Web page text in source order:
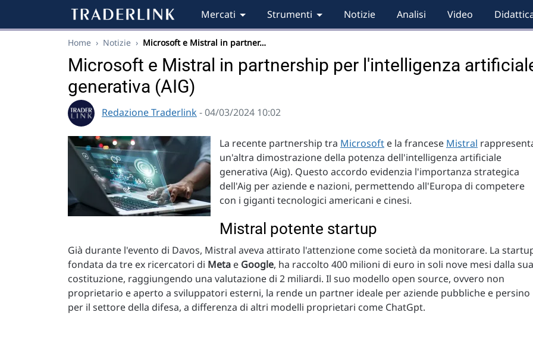
Mercati Strumenti Notizie Analisi Video
Home › Notizie › Microsoft e Mistral in partner…
Microsoft e Mistral in partnership per l'intelligenza
generativa (AIG)
Redazione Traderlink - 04/03/2024 10:02
La recente partnership tra Microsoft e la francese Mistral
un'altra dimostrazione della potenza dell'intelligenza artificiale
generativa (Aig). Questo accordo evidenzia l'importanza strategica
dell'Aig per aziende e nazioni, permettendo all'Europa di competere
con i giganti tecnologici americani e cinesi.
Mistral potente startup
Già durante l'evento di Davos, Mistral aveva attirato l'attenzione come società da monitorare. La
fondata da tre ex ricercatori di Meta e Google, ha raccolto 400 milioni di euro in soli nove mesi dalla sua
costituzione, raggiungendo una valutazione di 2 miliardi. Il suo modello open source, ovvero non
proprietario e aperto a sviluppatori esterni, la rende un partner ideale per aziende pubbliche e persino
per il settore della difesa, a differenza di altri modelli proprietari come ChatGpt.